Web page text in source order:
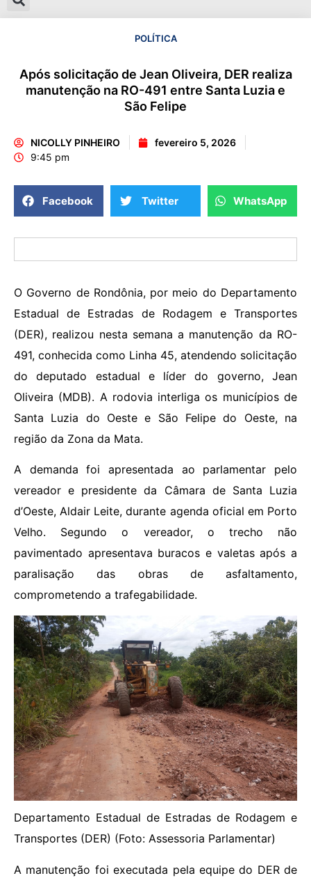
POLÍTICA
Após solicitação de Jean Oliveira, DER realiza
manutenção na RO-491 entre Santa Luzia e
São Felipe
NICOLLY PINHEIRO
fevereiro 5, 2026
9:45 pm
Facebook Twitter WhatsApp
O Governo de Rondônia, por meio do Departamento
Estadual de Estradas de Rodagem e Transportes
(DER), realizou nesta semana a manutenção da RO-
491, conhecida como Linha 45, atendendo solicitação
do deputado estadual e líder do governo, Jean
Oliveira (MDB). A rodovia interliga os municípios de
Santa Luzia do Oeste e São Felipe do Oeste, na
região da Zona da Mata.
A demanda foi apresentada ao parlamentar pelo
vereador e presidente da Câmara de Santa Luzia
d’Oeste, Aldair Leite, durante agenda oficial em Porto
Velho. Segundo o vereador, o trecho não
pavimentado apresentava buracos e valetas após a
paralisação das obras de asfaltamento,
comprometendo a trafegabilidade.
Departamento Estadual de Estradas de Rodagem e
Transportes (DER) (Foto: Assessoria Parlamentar)
A manutenção foi executada pela equipe do DER de